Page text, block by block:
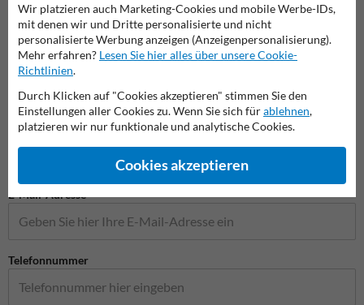
Stellen Sie Ihre Frage an Anfahrschutzkaufen.de
Name*
Firmenname
E-Mail-Adresse*
Telefonnummer
Wir platzieren auch Marketing-Cookies und mobile Werbe-IDs,
mit denen wir und Dritte personalisierte und nicht
personalisierte Werbung anzeigen (Anzeigenpersonalisierung).
Mehr erfahren? Lesen Sie hier alles über unsere Cookie-
Richtlinien.
Durch Klicken auf "Cookies akzeptieren" stimmen Sie den
Einstellungen aller Cookies zu. Wenn Sie sich fürablehnen,
platzieren wir nur funktionale und analytische Cookies.
Cookies akzeptieren